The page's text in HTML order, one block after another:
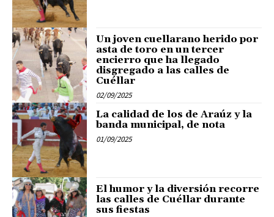
Un joven cuellarano herido por
asta de toro en un tercer
encierro que ha llegado
disgregado a las calles de
Cuéllar
02/09/2025
La calidad de los de Araúz y la
banda municipal, de nota
01/09/2025
El humor y la diversión recorre
las calles de Cuéllar durante
sus fiestas